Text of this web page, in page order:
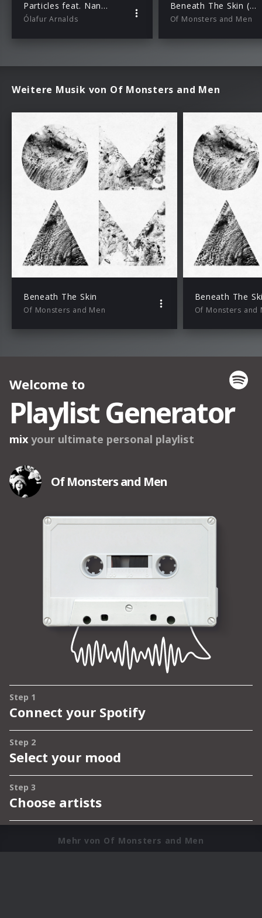
Particles feat. Nanna Bryndis Hilmarsdottir
Ólafur Arnalds
Beneath The Skin (Dokumentation)
Of Monsters and Men
Weitere Musik von Of Monsters and Men
Beneath The Skin
Of Monsters and Men
Beneath The
Of Monsters and
Mehr von Of Monsters and Men